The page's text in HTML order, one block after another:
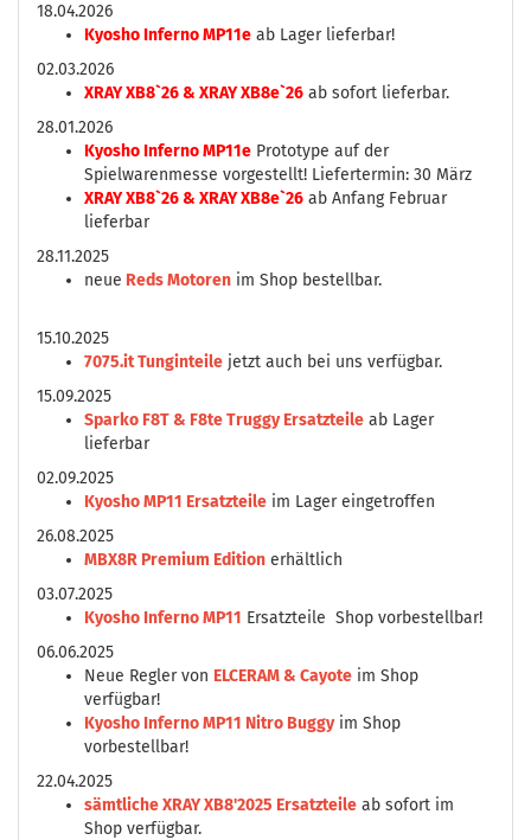
18.04.2026
Kyosho Inferno MP11e ab Lager lieferbar!
02.03.2026
XRAY XB8`26 & XRAY XB8e`26 ab sofort lieferbar.
28.01.2026
Kyosho Inferno MP11e Prototype auf der
Spielwarenmesse vorgestellt! Liefertermin: 30 März
XRAY XB8`26 & XRAY XB8e`26 ab Anfang Februar
lieferbar
28.11.2025
neue Reds Motoren im Shop bestellbar.
15.10.2025
7075.it Tunginteile jetzt auch bei uns verfügbar.
15.09.2025
Sparko F8T & F8te Truggy Ersatzteile ab Lager
lieferbar
02.09.2025
Kyosho MP11 Ersatzteile im Lager eingetroffen
26.08.2025
MBX8R Premium Edition erhältlich
03.07.2025
Kyosho Inferno MP11 Ersatzteile Shop vorbestellbar!
06.06.2025
Neue Regler von ELCERAM & Cayote im Shop
verfügbar!
Kyosho Inferno MP11 Nitro Buggyim Shop
vorbestellbar!
22.04.2025
sämtliche XRAY XB8'2025 Ersatzteile ab sofort im
Shop verfügbar.